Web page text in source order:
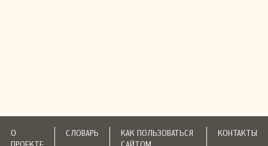
О
СЛОВАРЬ
КАК ПОЛЬЗОВАТЬСЯ
КОНТАКТЫ